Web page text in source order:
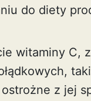
do diety
witaminy C,
z jej